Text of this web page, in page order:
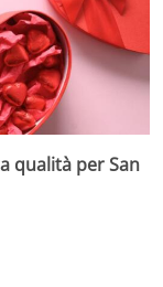
qualità per San